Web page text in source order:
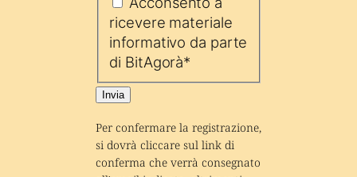
ricevere materiale
informativo da parte
di BitAgorà*
Invia
Per confermare la registrazione,
si dovrà cliccare sul link di
conferma che verrà consegnato